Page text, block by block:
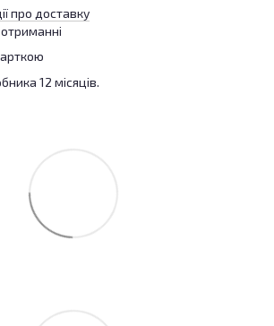
про доставку
12 місяців.